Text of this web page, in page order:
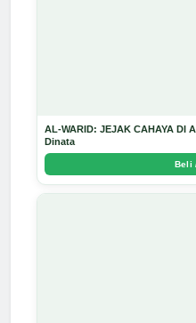
AL-WARID: JEJAK CAHAYA DI
Dinata
Beli